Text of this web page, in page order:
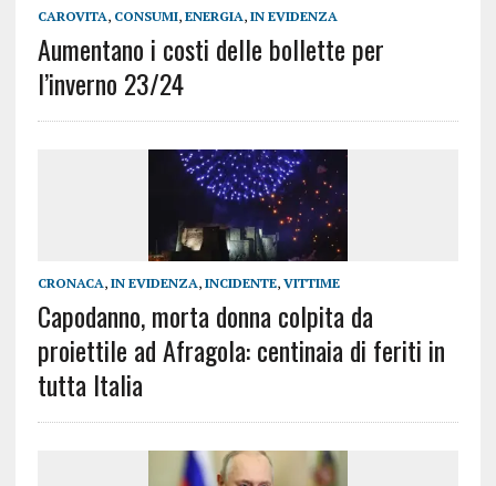
CAROVITA, CONSUMI, ENERGIA, IN EVIDENZA
Aumentano i costi delle bollette per
l’inverno 23/24
CRONACA, IN EVIDENZA, INCIDENTE, VITTIME
Capodanno, morta donna colpita da
proiettile ad Afragola: centinaia di feriti in
tutta Italia